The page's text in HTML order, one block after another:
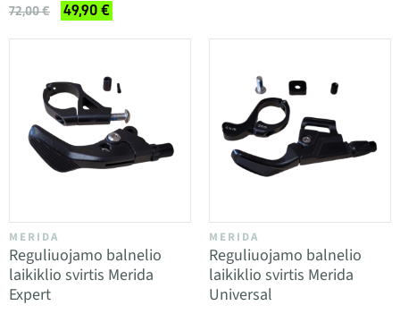
72,00 € 49,90 €
MERIDA
Reguliuojamo balnelio
laikiklio svirtis Merida
Expert
MERIDA
Reguliuojamo balnelio
laikiklio svirtis Merida
Universal